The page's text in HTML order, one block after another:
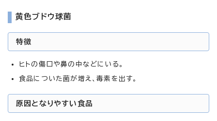
黄色ブドウ球菌
特徴
ヒトの傷口や鼻の中などにいる。
食品についた菌が増え、毒素を出す。
原因となりやすい食品